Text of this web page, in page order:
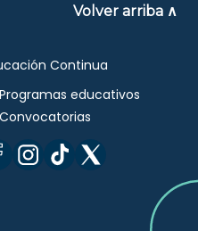
Volver arriba ∧
Continua
Programas educativos
Convocatorias